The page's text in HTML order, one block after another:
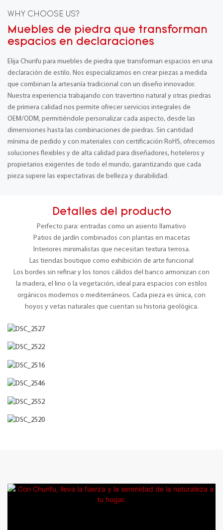
WHY CHOOSE US?
Muebles de piedra que transforman
espacios en declaraciones
Elija Chunfu para muebles de piedra que transforman espacios en una
declaración de estilo. Nos especializamos en crear piezas a medida
que combinan la artesanía tradicional con un diseño innovador.
Nuestra experiencia trabajando con travertino natural y otras piedras
de primera calidad nos permite ofrecer servicios integrales de
OEM/ODM, permitiéndole personalizar cada aspecto, desde las
dimensiones hasta las combinaciones de piedras. Sin cantidad
mínima de pedido y con materiales con certificación RoHS, ofrecemos
soluciones flexibles y de alta calidad para diseñadores, hoteleros y
propietarios exigentes de todo el mundo, garantizando que cada
pieza supere las expectativas de belleza y durabilidad.
Detalles del producto
Perfecto para: entradas como un asiento llamativo
Patios de jardín combinados con plantas en macetas
Interiores minimalistas que necesitan textura terrosa.
Las tiendas boutique como exhibición de arte funcional
Los bordes sin refinar y los tonos cálidos del banco armonizan con
la madera, el lino o la vegetación, ideal para espacios con estilos
orgánicos modernos o mediterráneos. Cada pieza es única, con
hoyos y vetas naturales que cuentan su historia geológica.